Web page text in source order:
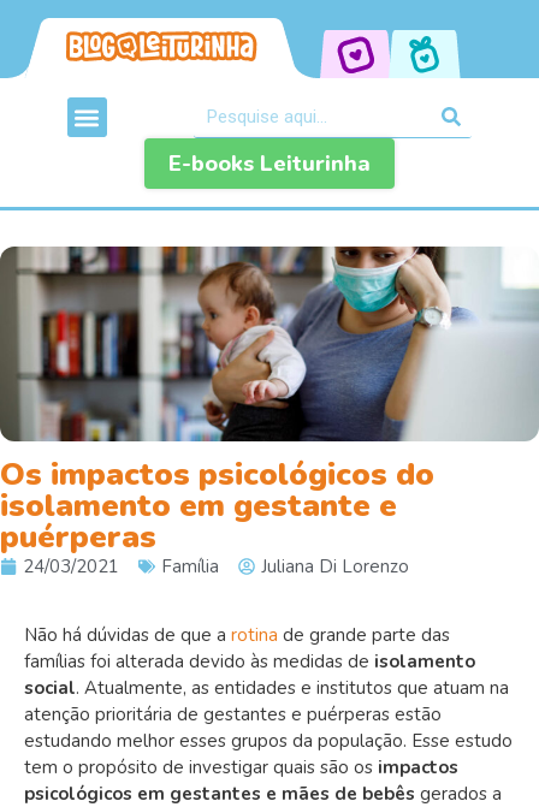
E-books Leiturinha
Os impactos psicológicos do
isolamento em gestante e
puérperas
24/03/2021 Família Juliana Di Lorenzo
Não há dúvidas de que a rotina de grande parte das
famílias foi alterada devido às medidas de isolamento
social. Atualmente, as entidades e institutos que atuam na
atenção prioritária de gestantes e puérperas estão
estudando melhor esses grupos da população. Esse estudo
tem o propósito de investigar quais são os impactos
psicológicos em gestantes e mães de bebês gerados a